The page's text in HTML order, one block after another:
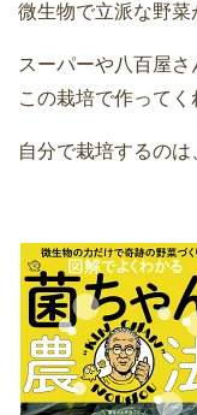
微生物で立派な野菜
スーパーや八百屋
この栽培で作って
自分で栽培するのは